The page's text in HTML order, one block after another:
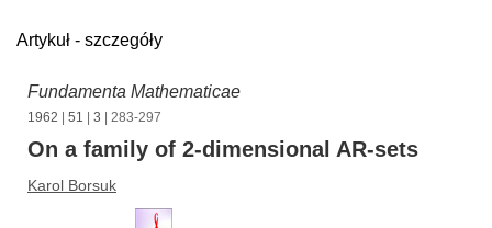
Artykuł - szczegóły
Fundamenta Mathematicae
1962 51 3 | 283-297
On a family of 2-dimensional AR-sets
Karol Borsuk